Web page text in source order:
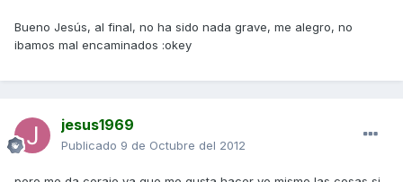
Bueno Jesús, al final, no ha sido nada grave, me alegro, no
ibamos mal encaminados :okey
jesus1969
Publicado 9 de Octubre del 2012